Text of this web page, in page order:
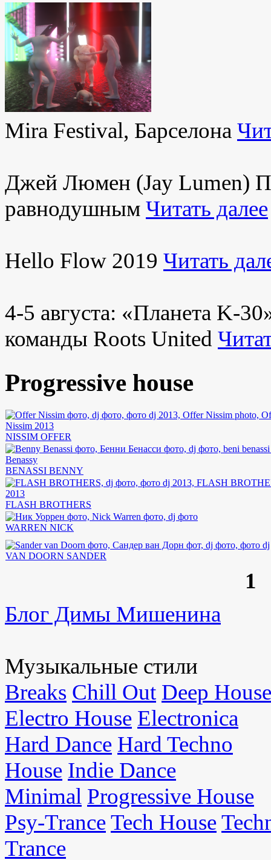
Mira Festival, Барселона
Джей Люмен (Jay Lumen)
равнодушным Читать далее
Hello Flow 2019 Читать
4-5 августа: «Планета K-
команды Roots United
Progressive house
NISSIM OFFER
BENASSI BENNY
FLASH BROTHERS
WARREN NICK
VAN DOORN SANDER
1
Блог Димы Мишенина
Музыкальные стили
Breaks Chill Out Deep House
Electro House Electronica
Hard Dance Hard Techno
House Indie Dance
Minimal Progressive House
Psy-TranceTech House
Trance